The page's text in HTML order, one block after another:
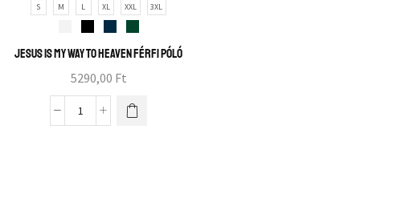
S M L XL XXL 3XL
Jesus is my way to heaven férfi póló
5290,00 Ft